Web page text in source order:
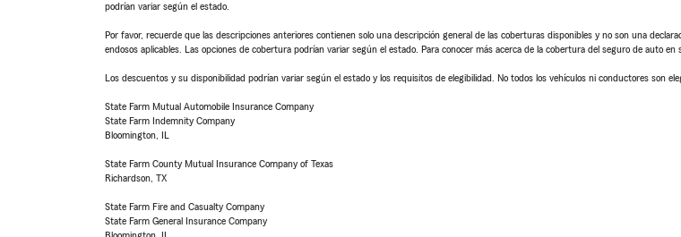
podrían variar según el estado.
Por favor, recuerde que las descripciones anteriores contienen solo una descripción general de las coberturas disponibles y no son una
endosos aplicables. Las opciones de cobertura podrían variar según el estado. Para conocer más acerca de la cobertura del seguro de auto en
Los descuentos y su disponibilidad podrían variar según el estado y los requisitos de elegibilidad. No todos los vehículos ni conductores son
State Farm Mutual Automobile Insurance Company
State Farm Indemnity Company
Bloomington, IL
State Farm County Mutual Insurance Company of Texas
Richardson, TX
State Farm Fire and Casualty Company
State Farm General Insurance Company